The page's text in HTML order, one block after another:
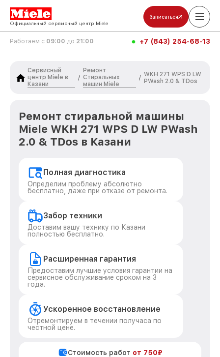
Официальный сервисный центр Miele
Записаться
Работаем с 09:00 до 21:00 +7 (843) 254-68-13
Сервисный
центр Miele в
Казани
/
Ремонт
Стиральных
машин Miele
/ WKH 271 WPS D LW
PWash 2.0 & TDos
Ремонт стиральной машины
Miele WKH 271 WPS D LW PWash
2.0 & TDos в Казани
Полная диагностика
Определим проблему абсолютно
бесплатно, даже при отказе от ремонта.
Забор техники
Доставим вашу технику по Казани
полностью бесплатно.
Расширенная гарантия
Предоставим лучшие условия гарантии на
сервисное обслуживание сроком на 3
года.
Ускоренное восстановление
Отремонтируем в течении получаса по
честной цене.
Стоимость работ от 750₽